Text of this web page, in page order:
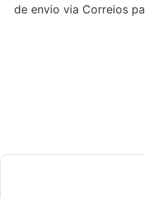
de envio via Correios